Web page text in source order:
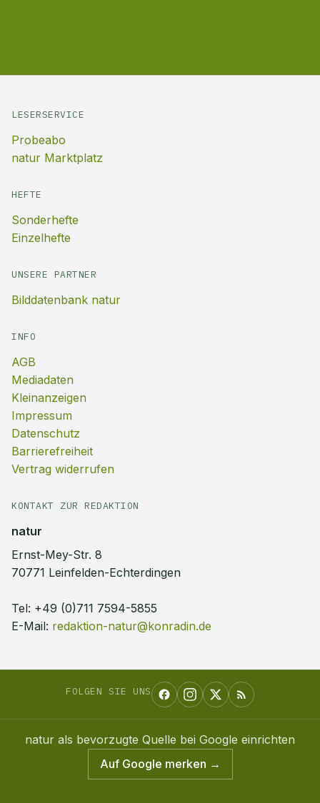
LESERSERVICE
Probeabo
natur Marktplatz
HEFTE
Sonderhefte
Einzelhefte
UNSERE PARTNER
Bilddatenbank natur
INFO
AGB
Mediadaten
Kleinanzeigen
Impressum
Datenschutz
Barrierefreiheit
Vertrag widerrufen
KONTAKT ZUR REDAKTION
natur
Ernst-Mey-Str. 8
70771 Leinfelden-Echterdingen
Tel: +49 (0)711 7594-5855
E-Mail: redaktion-natur@konradin.de
FOLGEN SIE UNS
natur als bevorzugte Quelle bei Google einrichten
Auf Google merken →